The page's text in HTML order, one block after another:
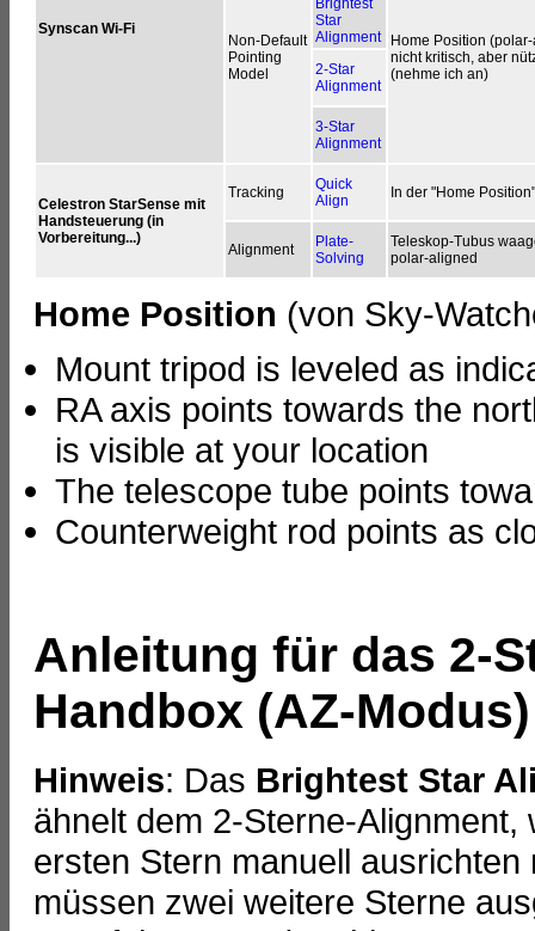
Synscan Wi-Fi
Non-Default
Pointing
Model
Home Position
nicht kritisch, aber
(nehme ich an)
Brightest
Star
Alignment
2-Star
Alignment
3-Star
Alignment
Celestron StarSense mit
Handsteuerung (in
Vorbereitung...)
Tracking
Quick
Align
In der "Home Position"
Alignment
Plate-
Solving
Teleskop-Tubus
polar-aligned
Home Position (von Sky-
Mount tripod is leveled as
RA axis points towards the
is visible at your location
The telescope tube points
Counterweight rod points as
Anleitung für das 2-
Handbox (AZ-Modus)
Hinweis: Das Brightest Star
ähnelt dem 2-Sterne-
ersten Stern manuell
müssen zwei weitere Sterne